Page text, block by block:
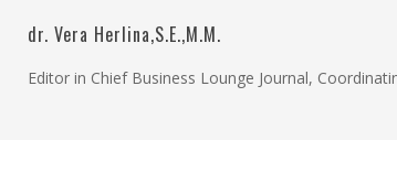
dr. Vera Herlina,S.E.,M.M.
Editor in Chief Business Lounge Journal,